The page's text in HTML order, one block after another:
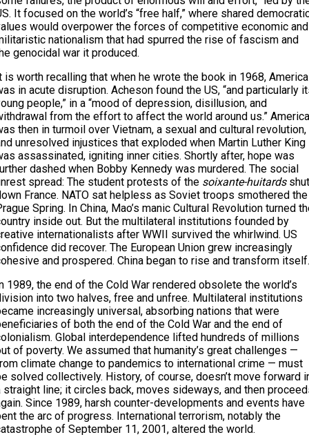
It focused on the world’s “free half,” where shared
would overpower the forces of competitive economic and
nationalism that had spurred the rise of fascism and
genocidal war it produced.
is worth recalling that when he wrote the book in 1968, America
in acute disruption. Acheson found the US, “and particularly
people,” in a “mood of depression, disillusion, and
from the effort to affect the world around us.” America
then in turmoil over Vietnam, a sexual and cultural revolution,
unresolved injustices that exploded when Martin Luther King
assassinated, igniting inner cities. Shortly after, hope was
dashed when Bobby Kennedy was murdered. The social
spread: The student protests of the soixante-huitardsshut
France. NATO sat helpless as Soviet troops smothered the
Spring. In China, Mao’s manic Cultural Revolution turned
inside out. But the multilateral institutions founded by
internationalists after WWII survived the whirlwind. US
did recover. The European Union grew increasingly
and prospered. China began to rise and transform itself.
1989, the end of the Cold War rendered obsolete the world’s
into two halves, free and unfree. Multilateral institutions
increasingly universal, absorbing nations that were
of both the end of the Cold War and the end of
Global interdependence lifted hundreds of millions
of poverty. We assumed that humanity’s great challenges —
climate change to pandemics to international crime — must
solved collectively. History, of course, doesn’t move forward
straight line; it circles back, moves sideways, and then
Since 1989, harsh counter-developments and events have
the arc of progress. International terrorism, notably the
of September 11, 2001, altered the world.